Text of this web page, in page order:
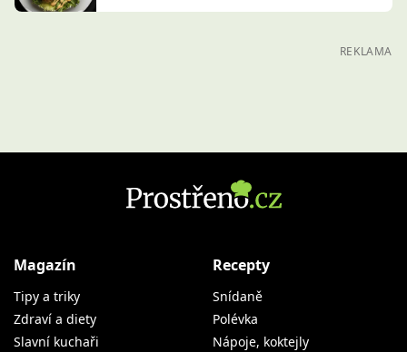
REKLAMA
Magazín
Tipy a triky
Zdraví a diety
Slavní kuchaři
Recepty
Snídaně
Polévka
Nápoje, koktejly